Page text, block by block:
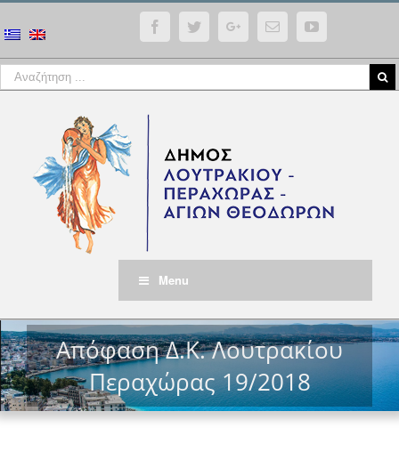
FacebookTwitterGoogle+Email YouTube
Menu
Απόφαση Δ.Κ. Λουτρακίου
Περαχώρας 19/2018